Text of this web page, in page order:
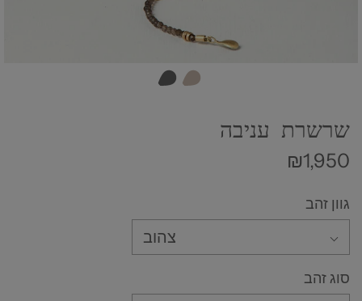
שרשרת עניבה
₪1,950
גוון זהב
צהוב
סוג זהב